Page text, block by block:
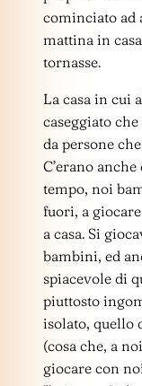
cominciato ad
mattina in
tornasse.
La casa in cui
caseggiato
da persone
C’erano
tempo, noi
fuori, a
a casa. Si
bambini, ed
spiacevole di
piuttosto
isolato, quello
(cosa che, a
giocare con